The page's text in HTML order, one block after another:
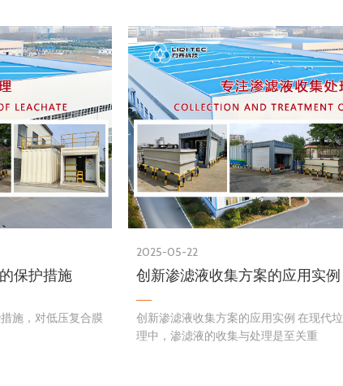
保护措施
施，对低压复合膜
2025-05-22
创新渗滤液收集方案的应用实例
创新渗滤液收集方案的应用实例 在现代垃圾填埋场的运营管
理中，渗滤液的收集与处理是至关重